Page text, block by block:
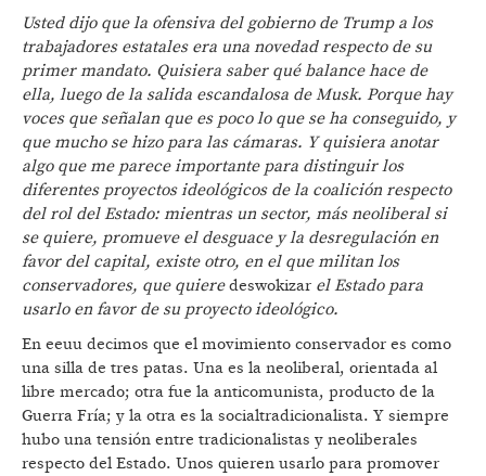
Usted dijo que la ofensiva del gobierno de Trump a los
trabajadores estatales era una novedad respecto de su
primer mandato. Quisiera saber qué balance hace de
ella, luego de la salida escandalosa de Musk. Porque hay
voces que señalan que es poco lo que se ha conseguido, y
que mucho se hizo para las cámaras. Y quisiera anotar
algo que me parece importante para distinguir los
diferentes proyectos ideológicos de la coalición respecto
del rol del Estado: mientras un sector, más neoliberal si
se quiere, promueve el desguace y la desregulación en
favor del capital, existe otro, en el que militan los
conservadores, que quieredeswokizar el Estado para
usarlo en favor de su proyecto ideológico.
En eeuu decimos que el movimiento conservador es como
una silla de tres patas. Una es la neoliberal, orientada al
libre mercado; otra fue la anticomunista, producto de la
Guerra Fría; y la otra es la socialtradicionalista. Y siempre
hubo una tensión entre tradicionalistas y neoliberales
respecto del Estado. Unos quieren usarlo para promover